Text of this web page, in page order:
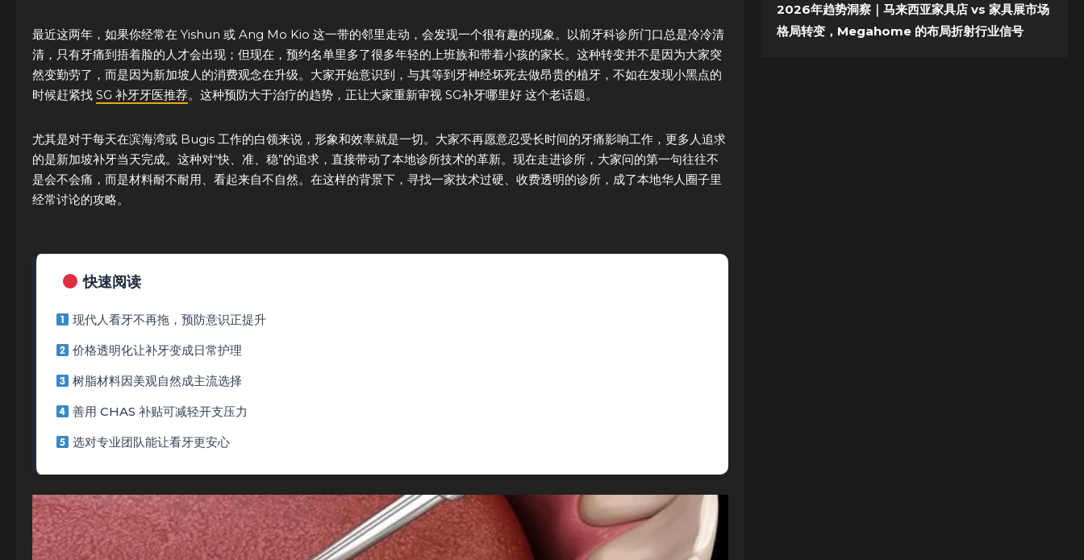
最近这两年，如果你经常在 Yishun 或 Ang Mo Kio 这一带的邻里走动，会发现一个很有趣的现象。以前牙科诊所门口总是冷冷清
清，只有牙痛到捂着脸的人才会出现；但现在，预约名单里多了很多年轻的上班族和带着小孩的家长。这种转变并不是因为大家突
然变勤劳了，而是因为新加坡人的消费观念在升级。大家开始意识到，与其等到牙神经坏死去做昂贵的植牙，不如在发现小黑点的
时候赶紧找 SG 补牙牙医推荐。这种预防大于治疗的趋势，正让大家重新审视 SG补牙哪里好 这个老话题。
尤其是对于每天在滨海湾或 Bugis 工作的白领来说，形象和效率就是一切。大家不再愿意忍受长时间的牙痛影响工作，更多人追求
的是新加坡补牙当天完成。这种对“快、准、稳”的追求，直接带动了本地诊所技术的革新。现在走进诊所，大家问的第一句往往不
是会不会痛，而是材料耐不耐用、看起来自不自然。在这样的背景下，寻找一家技术过硬、收费透明的诊所，成了本地华人圈子里
经常讨论的攻略。
快速阅读
现代人看牙不再拖，预防意识正提升
价格透明化让补牙变成日常护理
树脂材料因美观自然成主流选择
善用 CHAS 补贴可减轻开支压力
选对专业团队能让看牙更安心
2026年趋势洞察｜马来西亚家具店 vs 家具展市场
格局转变，Megahome 的布局折射行业信号